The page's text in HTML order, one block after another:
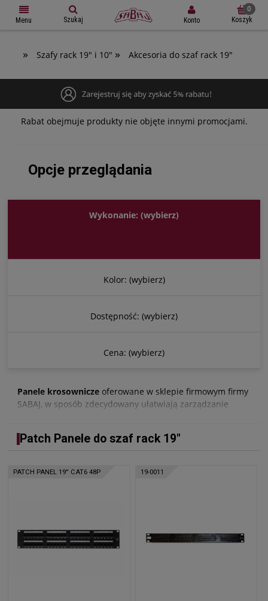
Menu Szukaj Konto Koszyk
» Szafy rack 19" i 10" » Akcesoria do szaf rack 19"
Rabat obejmuje produkty nie objęte innymi promocjami.
Opcje przeglądania
Wykonanie: (wybierz)
Kolor: (wybierz)
Dostępność: (wybierz)
Cena: (wybierz)
Panele krosownicze oferowane w sklepie firmowym firmy
SABAJ, w sposób zdecydowany ułatwiają zarządzanie
dopasowanie do szaf serwerowych rack 19", dzięki czemu
Patch Panele do szaf rack 19″
PATCH PANEL 19'' CAT6 48P 19-0011